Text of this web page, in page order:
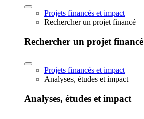
Projets financés et impact
Rechercher un projet financé
Rechercher un projet financé
Projets financés et impact
Analyses, études et impact
Analyses, études et impact